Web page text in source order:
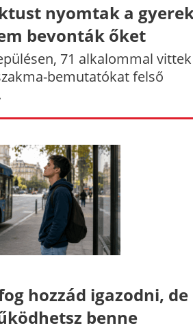
nyomtak a
bevonták őket
71 alkalommal vittek
bemutatókat felső
hozzád igazodni, de
benne